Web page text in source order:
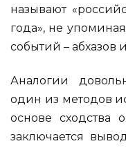
называют
года», не
событий – абхазов
Аналогии
один из методов
основе сходства
заключается